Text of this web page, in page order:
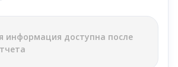
информация доступна после